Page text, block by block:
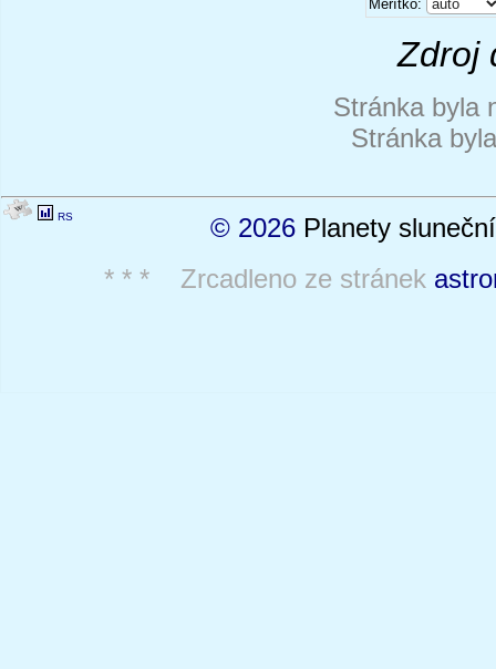
Měřítko:
Zdroj
Stránka byla
Stránka
RS © 2026 Planety
* * * Zrcadleno ze stránek